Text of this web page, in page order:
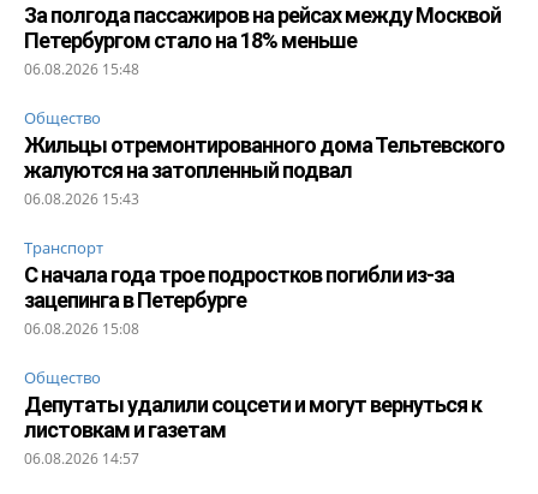
За полгода пассажиров на рейсах между Москвой
Петербургом стало на 18% меньше
06.08.2026 15:48
Общество
Жильцы отремонтированного дома Тельтевского
жалуются на затопленный подвал
06.08.2026 15:43
Транспорт
С начала года трое подростков погибли из-за
зацепинга в Петербурге
06.08.2026 15:08
Общество
Депутаты удалили соцсети и могут вернуться к
листовкам и газетам
06.08.2026 14:57